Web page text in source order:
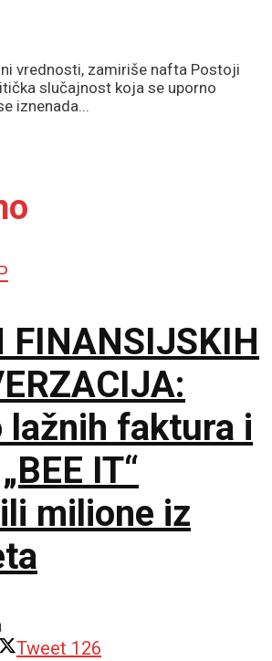
vrednosti, zamiriše nafta Postoji
slučajnost koja se uporno
iznenada...
FINANSIJSKIH
lažnih faktura i
IT“
milione iz
Tweet 126